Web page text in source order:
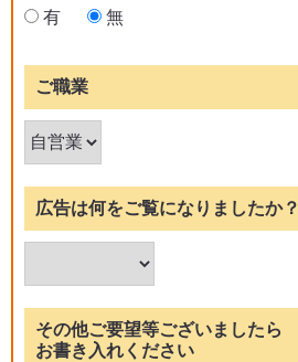
有 無
ご職業
広告は何をご覧になりましたか？
その他ご要望等ございましたら
お書き入れください